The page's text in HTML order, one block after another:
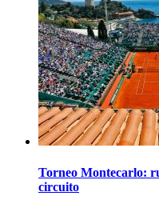
Torneo Montecarlo:
circuito